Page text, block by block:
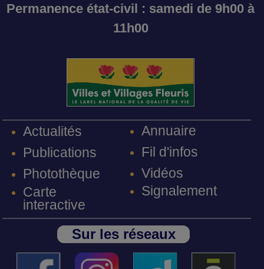
Permanence état-civil : samedi de 9h00 à
11h00
Actualités
Publications
Photothèque
Carte
interactive
Annuaire
Fil d'infos
Vidéos
Signalement
Sur les réseaux